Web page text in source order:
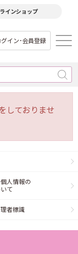
インショップ
グイン･会員登録
しておりませ
人情報の
て
者標識